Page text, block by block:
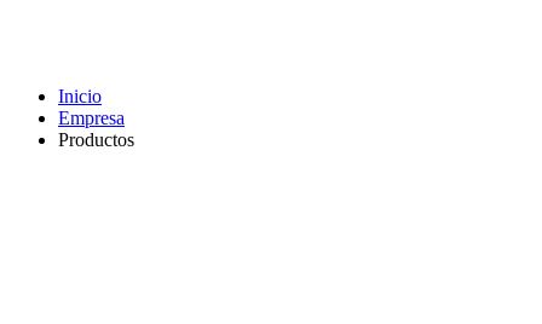
Inicio
Empresa
Productos